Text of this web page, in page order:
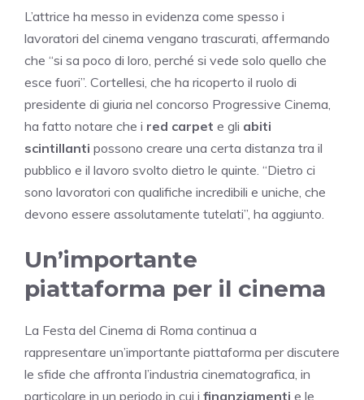
L’attrice ha messo in evidenza come spesso i
lavoratori del cinema vengano trascurati, affermando
che “si sa poco di loro, perché si vede solo quello che
esce fuori”. Cortellesi, che ha ricoperto il ruolo di
presidente di giuria nel concorso Progressive Cinema,
ha fatto notare che i red carpet e gli abiti
scintillanti possono creare una certa distanza tra il
pubblico e il lavoro svolto dietro le quinte. “Dietro ci
sono lavoratori con qualifiche incredibili e uniche, che
devono essere assolutamente tutelati”, ha aggiunto.
Un’importante
piattaforma per il cinema
La Festa del Cinema di Roma continua a
rappresentare un’importante piattaforma per discutere
le sfide che affronta l’industria cinematografica, in
particolare in un periodo in cui i finanziamenti e le